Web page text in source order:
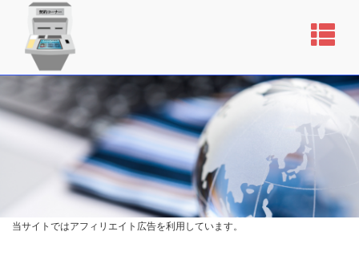
当サイトではアフィリエイト広告を利用しています。